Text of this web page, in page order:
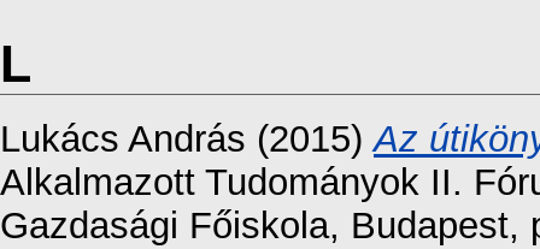
L
Lukács András (2015)Az
Alkalmazott Tudományok II.
Gazdasági Főiskola, Budapest,